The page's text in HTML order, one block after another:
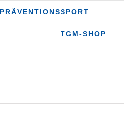
PRÄVENTIONSSPORT
TGM-SHOP